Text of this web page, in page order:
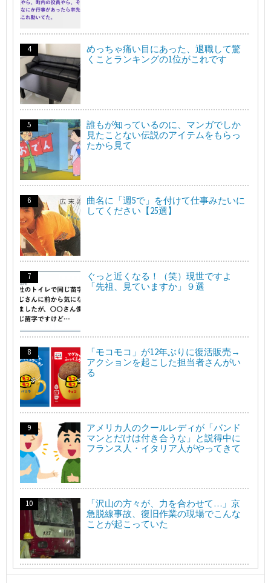
めっちゃ痛い目にあった、退職して驚
くことランキングの1位がこれです
誰もが知っているのに、マンガでしか
見たことない伝説のアイテムをもらっ
たから見て
曲名に「週5で」を付けて仕事みたいに
してください【25選】
ぐっと近くなる！（笑）現世ですよ
「先祖、見ていますか」９選
「モコモコ」が12年ぶりに復活販売→
アクションを起こした担当者さんがい
る
アメリカ人のクールレディが「バンド
マンとだけは付き合うな」と説得中に
フランス人・イタリア人がやってきて
「沢山の方々が、力を合わせて…」京
急脱線事故、復旧作業の現場でこんな
ことが起こっていた